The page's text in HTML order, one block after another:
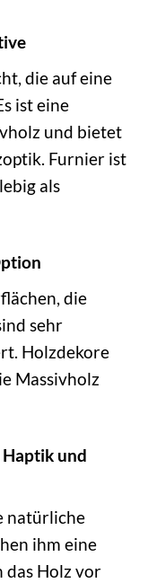
die auf eine
ist eine
und bietet
Furnier ist
als
die
sehr
Holzdekore
Massivholz
und
natürliche
ihm eine
das Holz vor